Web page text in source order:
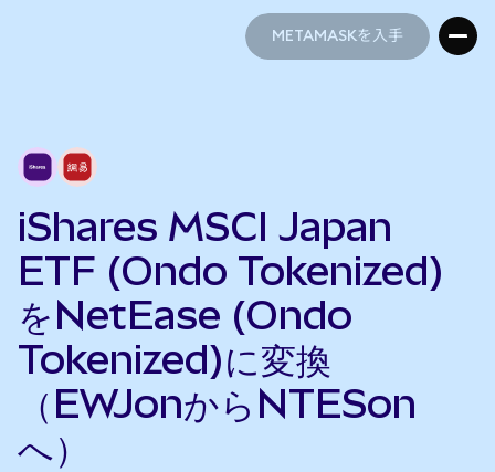
METAMASKを入手
iShares MSCI Japan
ETF (Ondo Tokenized)
をNetEase (Ondo
Tokenized)に変換
（EWJonからNTESon
へ）